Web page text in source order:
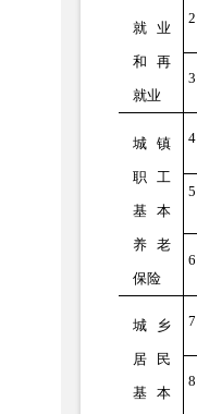
就业
和再
就业
2
3
城镇
职工
基本
养老
保险
4
5
6
城乡
居民
基本
7
8